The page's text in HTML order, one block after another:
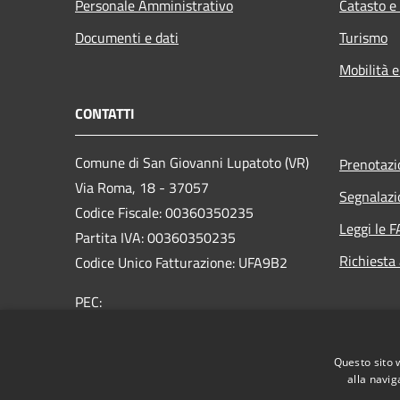
Personale Amministrativo
Documenti e dati
Catasto
Turismo
Mobilità
CONTATTI
Comune di San Giovanni Lupatoto (VR)
Via Roma, 18 - 37057
Codice Fiscale: 00360350235
Partita IVA: 00360350235
Codice Unico Fatturazione: UFA9B2
PEC:
Leggi le
Questo sito
alla